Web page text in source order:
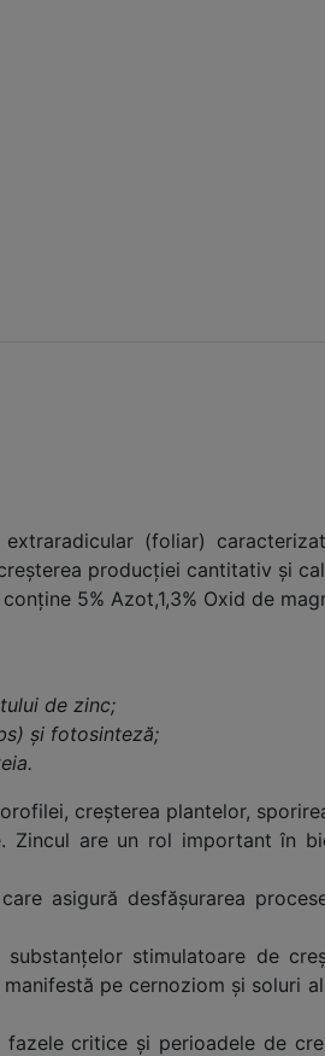
(foliar)
producţiei cantitativ şi
5% Azot,1,3% Oxid de
de zinc;
și fotosinteză;
creşterea plantelor,
Zincul are un rol important în
asigură desfăşurarea
stimulatoare de
pe cernoziom şi soluri
critice și perioadele de